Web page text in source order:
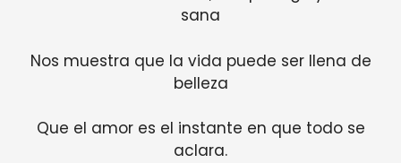
sana
Nos muestra que la vida puede ser llena de
belleza
Que el amor es el instante en que todo se
aclara.